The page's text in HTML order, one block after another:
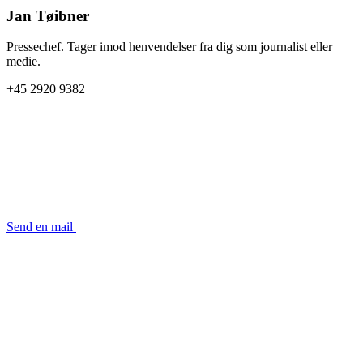
Jan Tøibner
Pressechef. Tager imod henvendelser fra dig som journalist eller
medie.
+45 2920 9382
Send en mail